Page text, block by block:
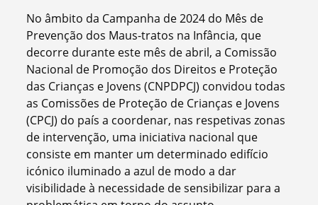
No âmbito da Campanha de 2024 do Mês de
Prevenção dos Maus-tratos na Infância, que
decorre durante este mês de abril, a Comissão
Nacional de Promoção dos Direitos e Proteção
das Crianças e Jovens (CNPDPCJ) convidou todas
as Comissões de Proteção de Crianças e Jovens
(CPCJ) do país a coordenar, nas respetivas zonas
de intervenção, uma iniciativa nacional que
consiste em manter um determinado edifício
icónico iluminado a azul de modo a dar
visibilidade à necessidade de sensibilizar para a